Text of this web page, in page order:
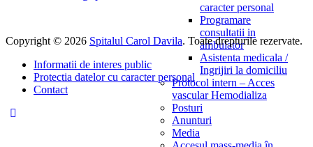
caracter personal
Programare
consultatii in
ambulator
Asistenta medicala /
Ingrijiri la domiciliu
Protocol intern – Acces
vascular Hemodializa
Posturi
Anunturi
Media
Copyright © 2026 Spitalul Carol Davila. Toate drepturile rezervate.
Informatii de interes public
Protectia datelor cu caracter personal
Contact